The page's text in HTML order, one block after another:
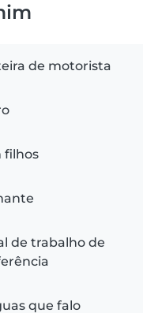
de motorista
filhos
de trabalho de
que falo